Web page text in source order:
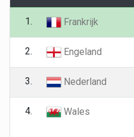
1. Frankrijk
2. Engeland
3. Nederland
4. Wales